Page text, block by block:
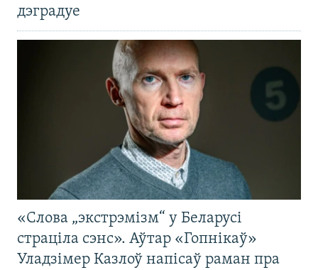
дэградуе
«Слова „экстрэмізм“ у Беларусі
страціла сэнс». Аўтар «Гопнікаў»
Уладзімер Казлоў напісаў раман пра